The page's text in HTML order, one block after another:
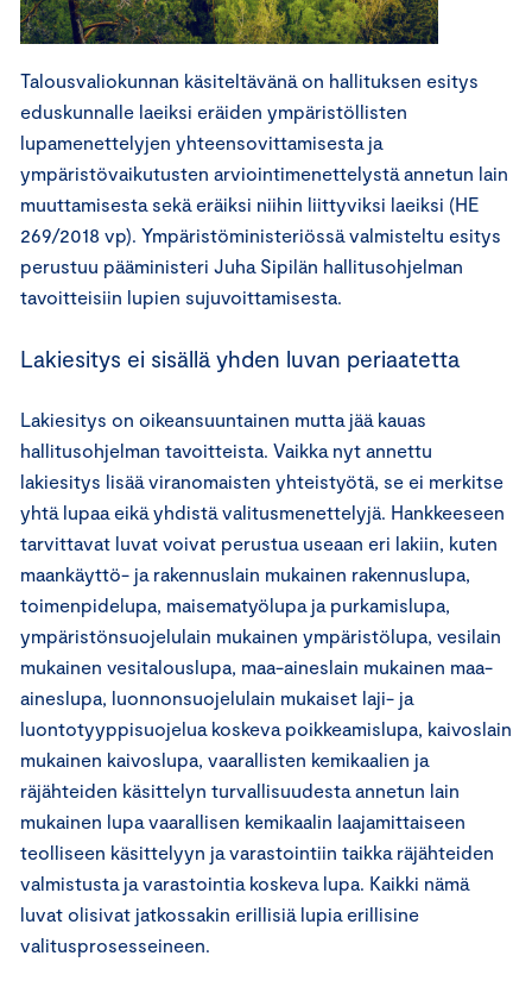
Talousvaliokunnan käsiteltävänä on hallituksen esitys
eduskunnalle laeiksi eräiden ympäristöllisten
lupamenettelyjen yhteensovittamisesta ja
ympäristövaikutusten arviointimenettelystä annetun lain
muuttamisesta sekä eräiksi niihin liittyviksi laeiksi (HE
269/2018 vp). Ympäristöministeriössä valmisteltu esitys
perustuu pääministeri Juha Sipilän hallitusohjelman
tavoitteisiin lupien sujuvoittamisesta.
Lakiesitys ei sisällä yhden luvan periaatetta
Lakiesitys on oikeansuuntainen mutta jää kauas
hallitusohjelman tavoitteista. Vaikka nyt annettu
lakiesitys lisää viranomaisten yhteistyötä, se ei merkitse
yhtä lupaa eikä yhdistä valitusmenettelyjä. Hankkeeseen
tarvittavat luvat voivat perustua useaan eri lakiin, kuten
maankäyttö- ja rakennuslain mukainen rakennuslupa,
toimenpidelupa, maisematyölupa ja purkamislupa,
ympäristönsuojelulain mukainen ympäristölupa, vesilain
mukainen vesitalouslupa, maa-aineslain mukainen maa-
aineslupa, luonnonsuojelulain mukaiset laji- ja
luontotyyppisuojelua koskeva poikkeamislupa, kaivoslain
mukainen kaivoslupa, vaarallisten kemikaalien ja
räjähteiden käsittelyn turvallisuudesta annetun lain
mukainen lupa vaarallisen kemikaalin laajamittaiseen
teolliseen käsittelyyn ja varastointiin taikka räjähteiden
valmistusta ja varastointia koskeva lupa. Kaikki nämä
luvat olisivat jatkossakin erillisiä lupia erillisine
valitusprosesseineen.